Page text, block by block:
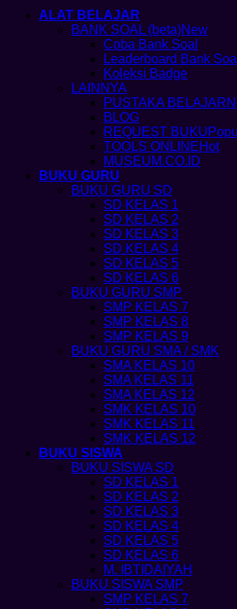
ALAT BELAJAR
BANK SOAL (beta)
Coba Bank Soal
Leaderboard Bank Soal
Koleksi Badge
LAINNYA
PUSTAKA BELAJAR
BLOG
REQUEST BUKU
TOOLS ONLINE
MUSEUM.CO.ID
BUKU GURU
BUKU GURU SD
SD KELAS 1
SD KELAS 2
SD KELAS 3
SD KELAS 4
SD KELAS 5
SD KELAS 6
BUKU GURU SMP
SMP KELAS 7
SMP KELAS 8
SMP KELAS 9
BUKU GURU SMA / SMK
SMA KELAS 10
SMA KELAS 11
SMA KELAS 12
SMK KELAS 10
SMK KELAS 11
SMK KELAS 12
BUKU SISWA
BUKU SISWA SD
SD KELAS 1
SD KELAS 2
SD KELAS 3
SD KELAS 4
SD KELAS 5
SD KELAS 6
M. IBTIDAIYAH
BUKU SISWA SMP
SMP KELAS 7